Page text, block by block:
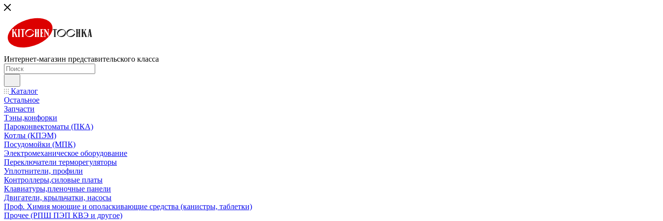
Интернет-магазин представительского класса
Каталог
Остальное
Запчасти
Тэны,конфорки
Пароконвектоматы (ПКА)
Котлы (КПЭМ)
Посудомойки (МПК)
Электромеханическое оборудование
Переключатели терморегуляторы
Уплотнители, профили
Контроллеры,силовые платы
Клавиатуры,пленочные панели
Двигатели, крыльчатки, насосы
Проф. Химия моющие и ополаскивающие средства (канистры, таблетки)
Прочее (РПШ ПЭП КВЭ и другое)